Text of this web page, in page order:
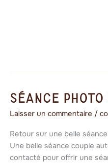
Séance
Laisser un commentaire /
Retour sur une belle
Une belle séance couple
contacté pour offrir une
Séance
forêt
de
Meudon